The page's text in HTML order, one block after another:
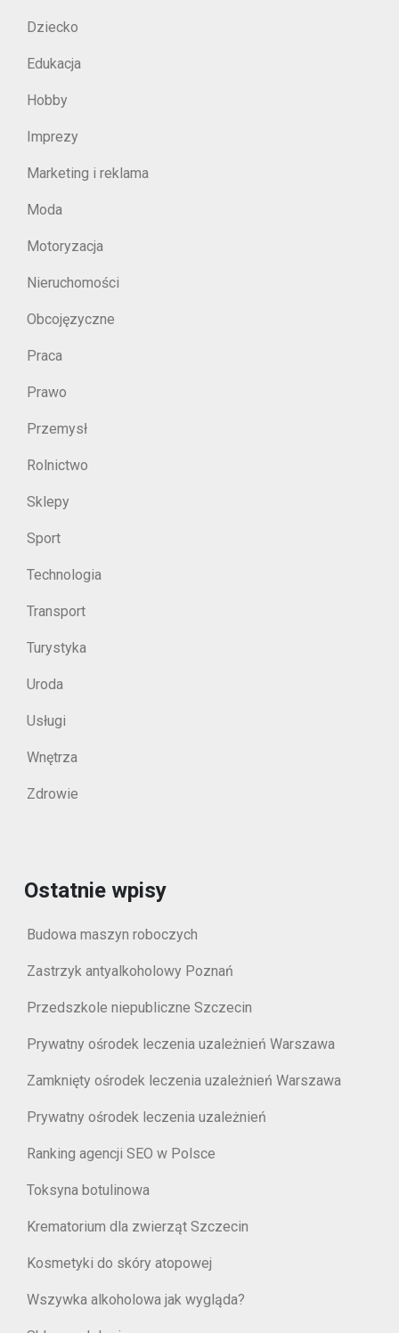
Dziecko
Edukacja
Hobby
Imprezy
Marketing i reklama
Moda
Motoryzacja
Nieruchomości
Obcojęzyczne
Praca
Prawo
Przemysł
Rolnictwo
Sklepy
Sport
Technologia
Transport
Turystyka
Uroda
Usługi
Wnętrza
Zdrowie
Ostatnie wpisy
Budowa maszyn roboczych
Zastrzyk antyalkoholowy Poznań
Przedszkole niepubliczne Szczecin
Prywatny ośrodek leczenia uzależnień Warszawa
Zamknięty ośrodek leczenia uzależnień Warszawa
Prywatny ośrodek leczenia uzależnień
Ranking agencji SEO w Polsce
Toksyna botulinowa
Krematorium dla zwierząt Szczecin
Kosmetyki do skóry atopowej
Wszywka alkoholowa jak wygląda?